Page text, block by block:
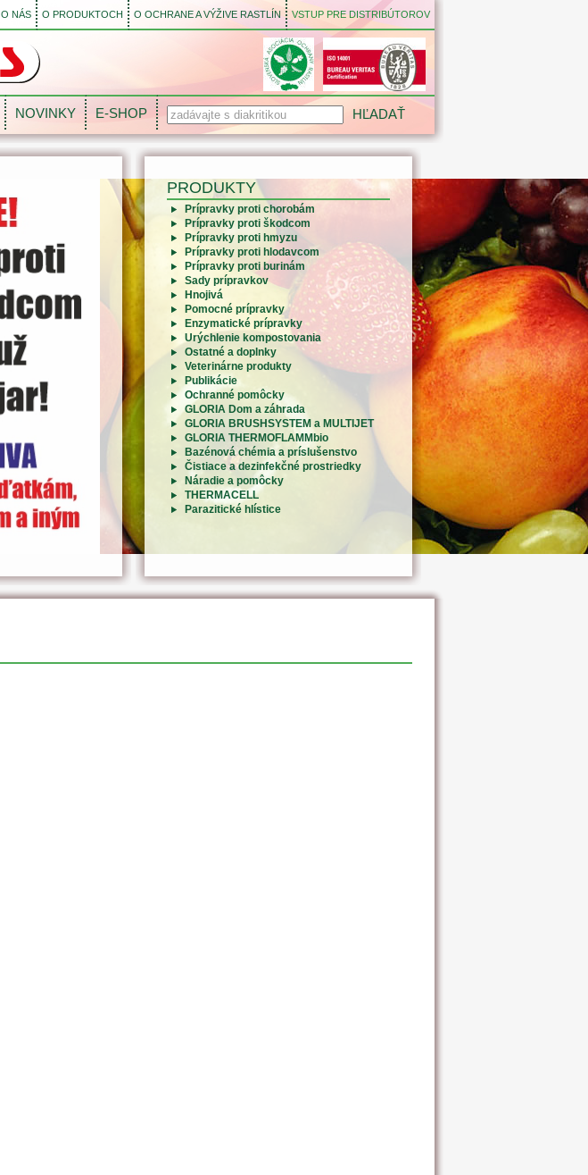
O NÁS O PRODUKTOCH O OCHRANE A VÝŽIVE RASTLÍN VSTUP PRE DISTRIBÚTOROV
NOVINKY E-SHOP
PRODUKTY
Prípravky proti chorobám
Prípravky proti škodcom
Prípravky proti hmyzu
Prípravky proti hlodavcom
Prípravky proti burinám
Sady prípravkov
Hnojivá
Pomocné prípravky
Enzymatické prípravky
Urýchlenie kompostovania
Ostatné a doplnky
Veterinárne produkty
Publikácie
Ochranné pomôcky
GLORIA Dom a záhrada
GLORIA BRUSHSYSTEM a MULTIJET
GLORIA THERMOFLAMMbio
Bazénová chémia a príslušenstvo
Čistiace a dezinfekčné prostriedky
Náradie a pomôcky
THERMACELL
Parazitické hlístice